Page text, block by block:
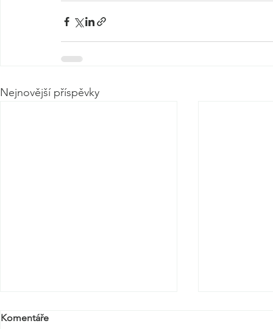
Nejnovější příspěvky
Komentáře